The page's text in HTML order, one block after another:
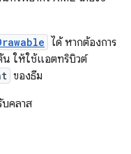
ได้ หากต้องการ
น ให้ใช้แอตทริบิวต์
ของธีม
บคลาส